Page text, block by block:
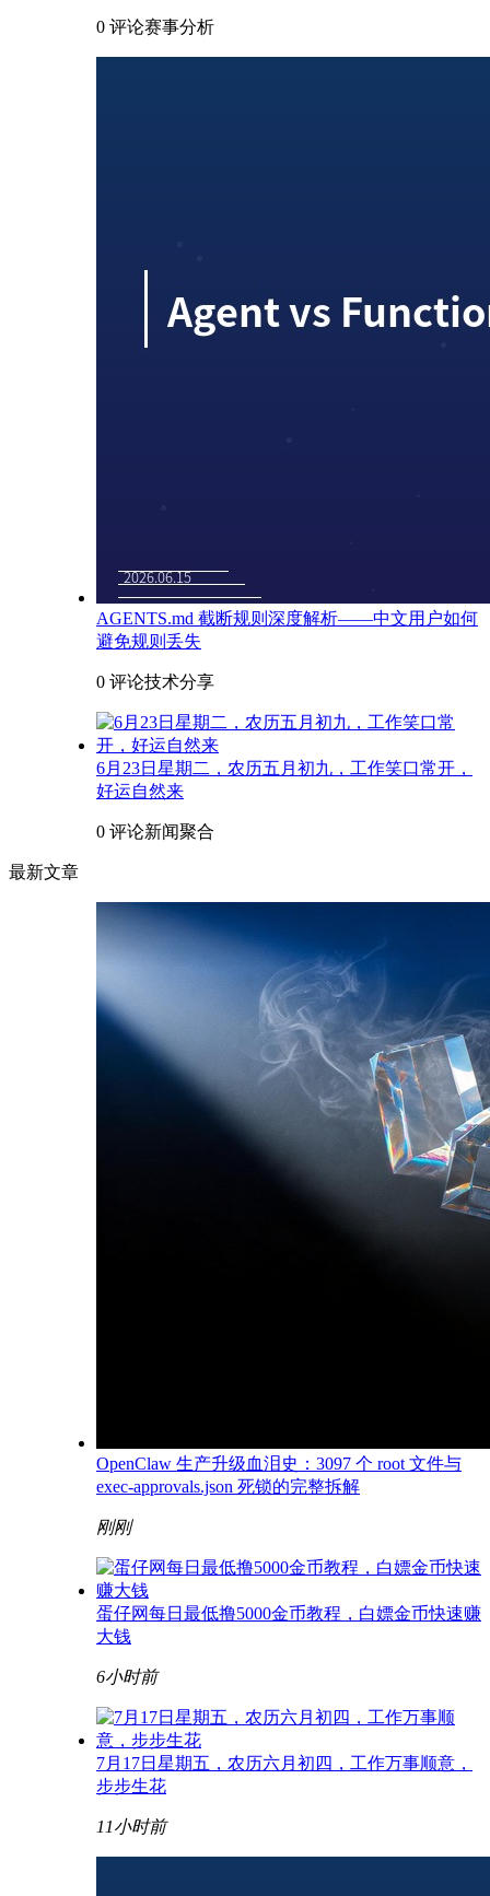
0 评论赛事分析
AGENTS.md 截断规则深度解析——中文用户如何
避免规则丢失
0 评论技术分享
6月23日星期二，农历五月初九，工作笑口常开，
好运自然来
0 评论新闻聚合
最新文章
OpenClaw 生产升级血泪史：3097 个 root 文件与
exec-approvals.json 死锁的完整拆解
刚刚
蛋仔网每日最低撸5000金币教程，白嫖金币快速赚
大钱
6小时前
7月17日星期五，农历六月初四，工作万事顺意，
步步生花
11小时前